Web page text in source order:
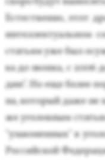
Ес­тес­твен­но, этот
ин­теллек­ту­аль­ном
стать­ям уже был
ка до звон­ка, с 2006
дии". Но еще бо­лее
на, ко­торый да­же не
же уго­лов­ным
"уза­конен­ных" в
Рос­сий­ской